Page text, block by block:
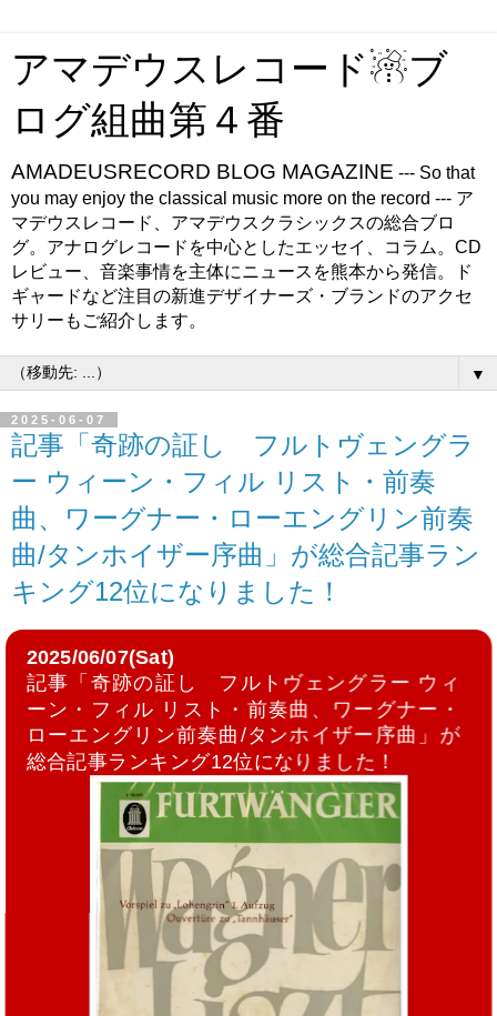
アマデウスレコード☃ブ
ログ組曲第４番
AMADEUSRECORD BLOG MAGAZINE --- So that
you may enjoy the classical music more on the record --- ア
マデウスレコード、アマデウスクラシックスの総合ブロ
グ。アナログレコードを中心としたエッセイ、コラム。CD
レビュー、音楽事情を主体にニュースを熊本から発信。ド
ギャードなど注目の新進デザイナーズ・ブランドのアクセ
サリーもご紹介します。
▼
2025-06-07
記事「奇跡の証し フルトヴェングラ
ー ウィーン・フィル リスト・前奏
曲、ワーグナー・ローエングリン前奏
曲/タンホイザー序曲」が総合記事ラン
キング12位になりました！
2025/06/07(Sat)
記事「奇跡の証し フルトヴェングラー ウィ
ーン・フィル リスト・前奏曲、ワーグナー・
ローエングリン前奏曲/タンホイザー序曲」が
総合記事ランキング12位になりました！